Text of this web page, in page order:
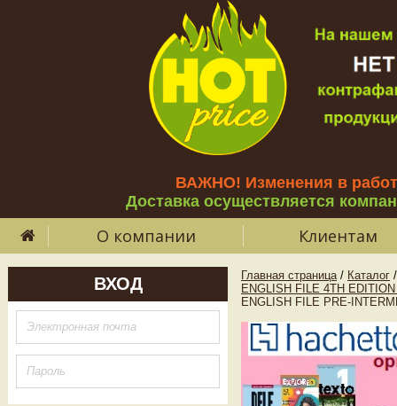
ВАЖНО! Изменения в
Доставка осуществляется
О компании Клиентам
ВХОД Главная страница / Каталог /
ENGLISH FILE 4TH
ENGLISH FILE PRE-